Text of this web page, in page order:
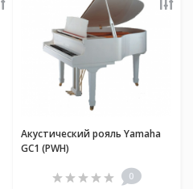
Акустический рояль Yamaha
GC1 (PWH)
0